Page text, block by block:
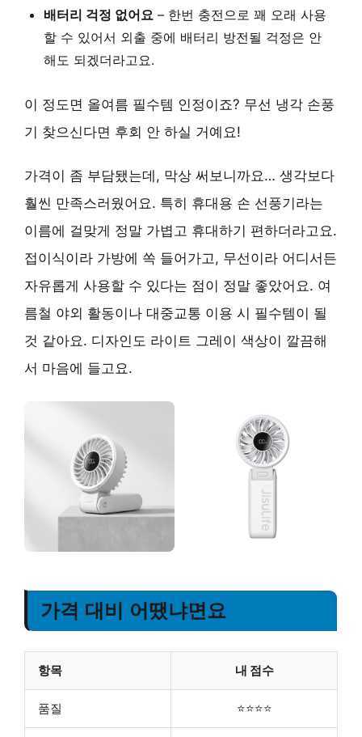
배터리 걱정 없어요 – 한번 충전으로 꽤 오래 사용
할 수 있어서 외출 중에 배터리 방전될 걱정은 안
해도 되겠더라고요.
이 정도면 올여름 필수템 인정이죠? 무선 냉각 손풍
기 찾으신다면 후회 안 하실 거예요!
가격이 좀 부담됐는데, 막상 써보니까요… 생각보다
훨씬 만족스러웠어요. 특히 휴대용 손 선풍기라는
이름에 걸맞게 정말 가볍고 휴대하기 편하더라고요.
접이식이라 가방에 쏙 들어가고, 무선이라 어디서든
자유롭게 사용할 수 있다는 점이 정말 좋았어요. 여
름철 야외 활동이나 대중교통 이용 시 필수템이 될
것 같아요. 디자인도 라이트 그레이 색상이 깔끔해
서 마음에 들고요.
가격 대비 어땠냐면요
항목 내 점수
품질 ⭐⭐⭐⭐